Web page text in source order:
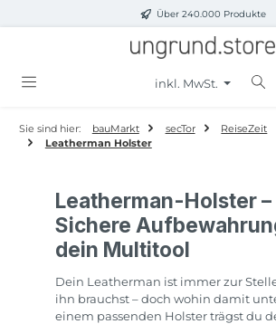
Zum Hauptinhalt springenÜber 240.000 Produkte
inkl. MwSt.
Sie sind hier: bauMarkt secTor ReiseZeit
Leatherman Holster
Leatherman-Holster –
Sichere
dein Multitool
Dein Leatherman ist immer zur
ihn brauchst – doch wohin damit
einem passenden Holster trägst du